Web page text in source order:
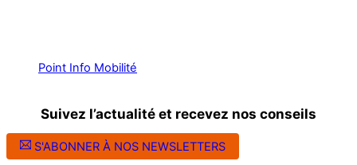
Point Info Mobilité
Suivez l’actualité et recevez nos conseils
S'ABONNER À NOS NEWSLETTERS